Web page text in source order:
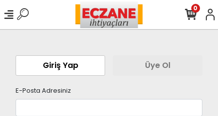
0
Giriş Yap Üye Ol
E-Posta Adresiniz